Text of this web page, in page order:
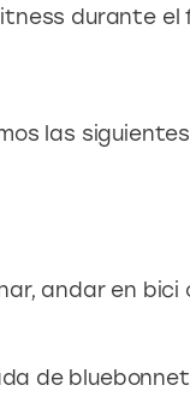
durante el
las siguientes
andar en bici
de